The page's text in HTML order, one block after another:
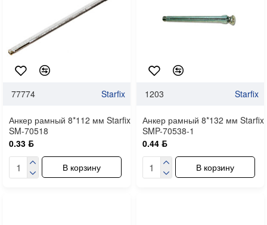
77774 Starfix
Анкер рамный 8*112 мм Starfix
SM-70518
0.33 ƃ
В корзину
1203 Starfix
Анкер рамный 8*132 мм Starfix
SMP-70538-1
0.44 ƃ
В корзину